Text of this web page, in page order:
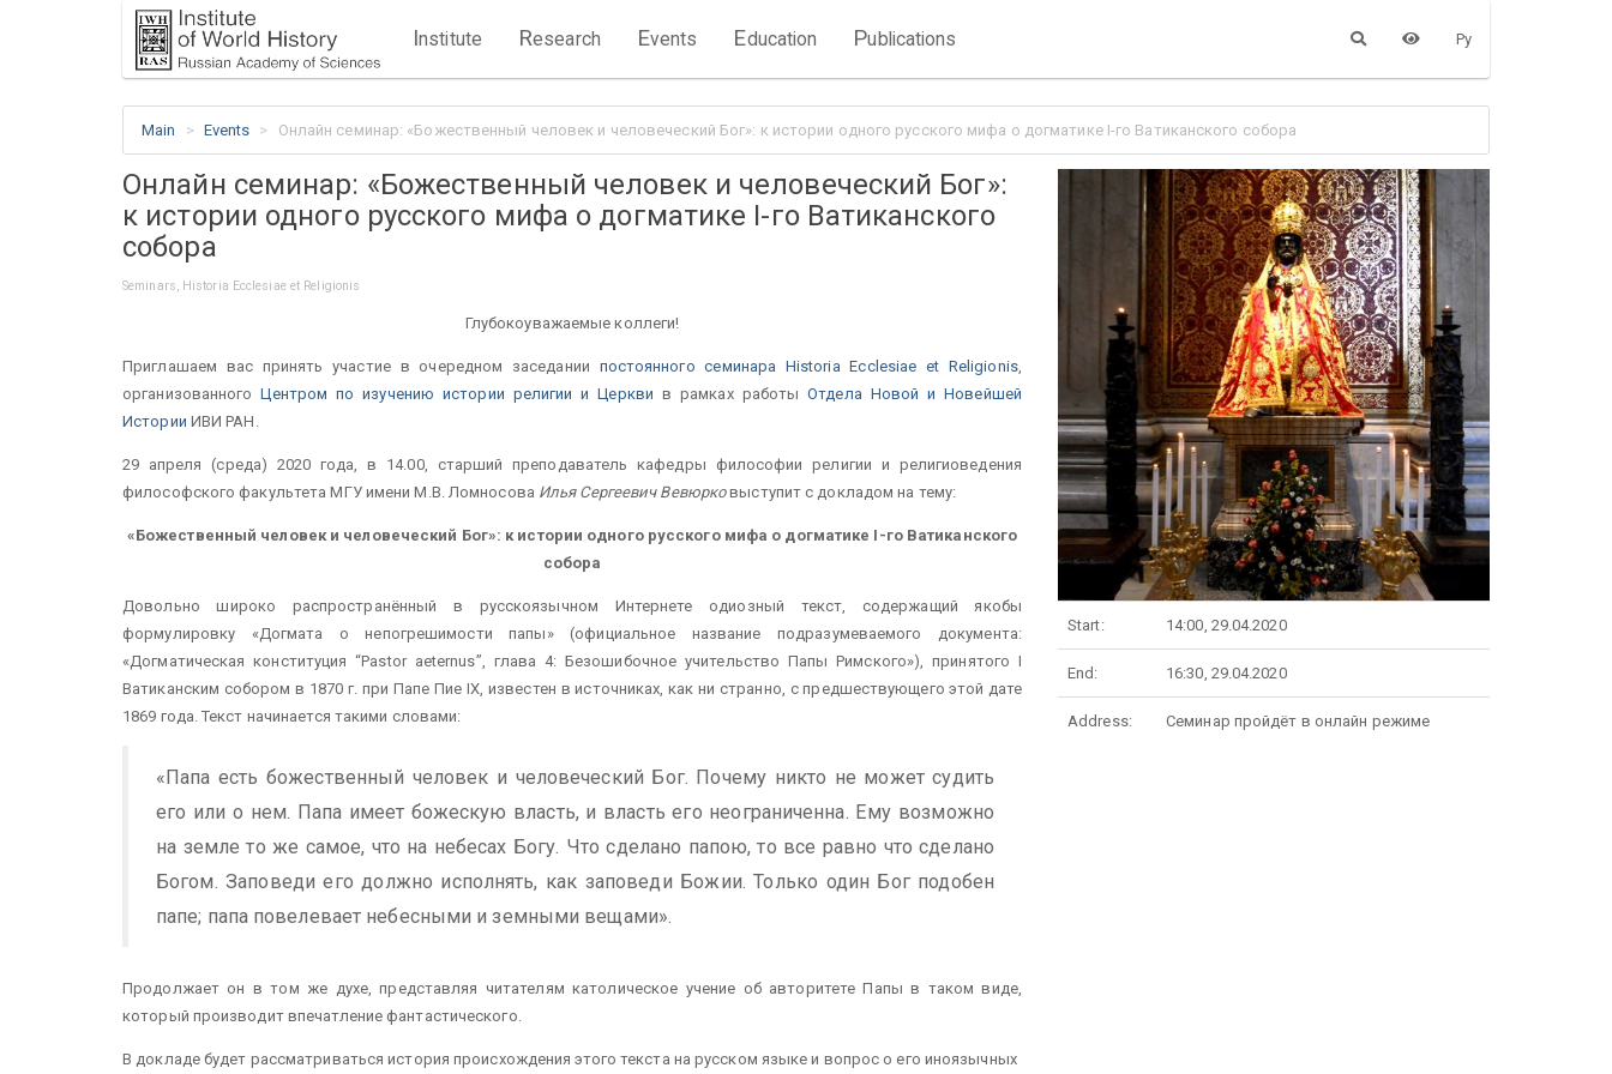
Institute Research Events Education Publications Ру
Main Events Онлайн семинар: «Божественный человек и человеческий Бог»: к истории одного русского мифа о догматике I-го Ватиканского собора
Онлайн семинар: «Божественный человек и человеческий Бог»:
к истории одного русского мифа о догматике I-го Ватиканского
собора
Seminars, Historia Ecclesiae et Religionis
Глубокоуважаемые коллеги!
Приглашаем вас принять участие в очередном заседании постоянного семинара Historia Ecclesiae et Religionis,
организованногоЦентром по изучению истории религии и Церкви в рамках работыОтдела Новой и Новейшей
Истории ИВИ РАН.
29 апреля (среда) 2020 года, в 14.00, старший преподаватель кафедры философии религии и религиоведения
философского факультета МГУ имени М.В. Ломносова Илья Сергеевич Вевюрковыступит с докладом на тему:
«Божественный человек и человеческий Бог»: к истории одного русского мифа о догматике I-го Ватиканского
собора
Довольно широко распространённый в русскоязычном Интернете одиозный текст, содержащий якобы
формулировку «Догмата о непогрешимости папы» (официальное название подразумеваемого документа:
«Догматическая конституция “Pastor aeternus”, глава 4: Безошибочное учительство Папы Римского»), принятого I
Ватиканским собором в 1870 г. при Папе Пие IX, известен в источниках, как ни странно, с предшествующего этой дате
1869 года. Текст начинается такими словами:
«Папа есть божественный человек и человеческий Бог. Почему никто не может судить
его или о нем. Папа имеет божескую власть, и власть его неограниченна. Ему возможно
на земле то же самое, что на небесах Богу. Что сделано папою, то все равно что сделано
Богом. Заповеди его должно исполнять, как заповеди Божии. Только один Бог подобен
папе; папа повелевает небесными и земными вещами».
Продолжает он в том же духе, представляя читателям католическое учение об авторитете Папы в таком виде,
который производит впечатление фантастического.
В докладе будет рассматриваться история происхождения этого текста на русском языке и вопрос о его иноязычных
Start: 14:00, 29.04.2020
End: 16:30, 29.04.2020
Address: Семинар пройдёт в онлайн режиме